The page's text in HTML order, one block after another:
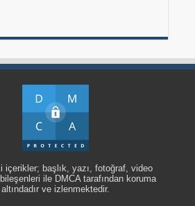
içerikler; başlık, yazı, fotoğraf, video
ile DMCA tarafından koruma
altındadır ve izlenmektedir.